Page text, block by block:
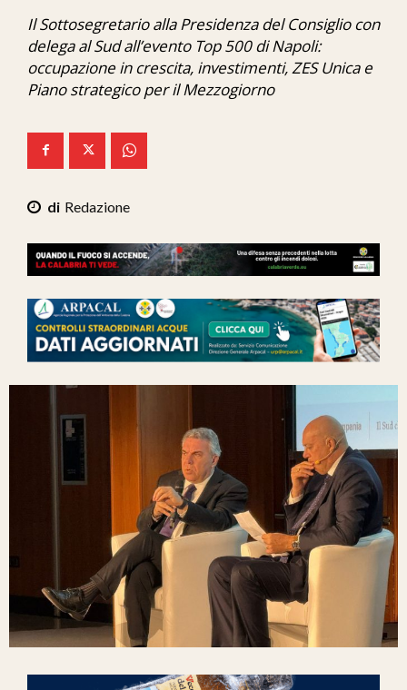
Economia
Ita-Mondo
We Calabria
Il Sottosegretario alla Presidenza del Consiglio con
delega al Sud all’evento Top 500 di Napoli:
occupazione in crescita, investimenti, ZES Unica e
Piano strategico per il Mezzogiorno
Redazione